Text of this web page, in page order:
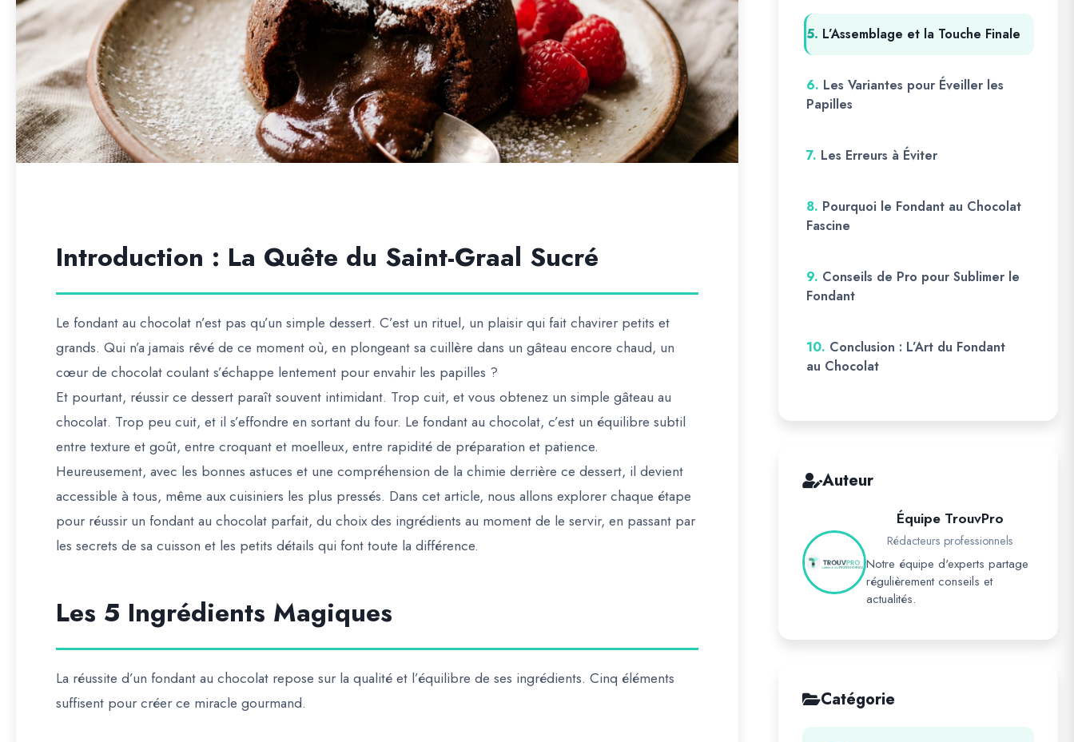
Introduction : La Quête du Saint-Graal Sucré
Le fondant au chocolat n’est pas qu’un simple dessert. C’est un rituel, un plaisir qui fait chavirer petits et
grands. Qui n’a jamais rêvé de ce moment où, en plongeant sa cuillère dans un gâteau encore chaud, un
cœur de chocolat coulant s’échappe lentement pour envahir les papilles ?
Et pourtant, réussir ce dessert paraît souvent intimidant. Trop cuit, et vous obtenez un simple gâteau au
chocolat. Trop peu cuit, et il s’effondre en sortant du four. Le fondant au chocolat, c’est un équilibre subtil
entre texture et goût, entre croquant et moelleux, entre rapidité de préparation et patience.
Heureusement, avec les bonnes astuces et une compréhension de la chimie derrière ce dessert, il devient
accessible à tous, même aux cuisiniers les plus pressés. Dans cet article, nous allons explorer chaque étape
pour réussir un fondant au chocolat parfait, du choix des ingrédients au moment de le servir, en passant par
les secrets de sa cuisson et les petits détails qui font toute la différence.
Les 5 Ingrédients Magiques
La réussite d’un fondant au chocolat repose sur la qualité et l’équilibre de ses ingrédients. Cinq éléments
suffisent pour créer ce miracle gourmand.
5. L’Assemblage et la Touche Finale
6. Les Variantes pour Éveiller les
Papilles
7. Les Erreurs à Éviter
8. Pourquoi le Fondant au Chocolat
Fascine
9. Conseils de Pro pour Sublimer le
Fondant
10. Conclusion : L’Art du Fondant
au Chocolat
Auteur
Équipe TrouvPro
Rédacteurs professionnels
Notre équipe d'experts partage
régulièrement conseils et
actualités.
Catégorie